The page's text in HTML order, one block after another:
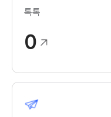
톡톡
0